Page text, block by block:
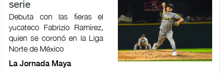
serie
Debuta con las fieras el
yucateco Fabrizio Ramírez,
quien se coronó en la Liga
Norte de México
La Jornada Maya